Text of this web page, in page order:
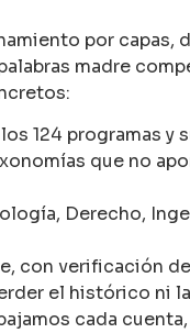
por capas,
madre
124 programas
que no
Derecho,
con verificación
el histórico ni
cada